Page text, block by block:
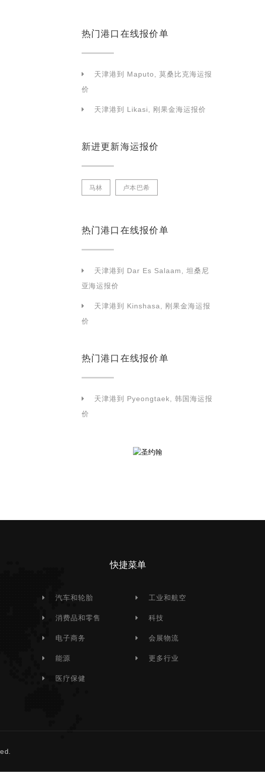
热门港口在线报价单
天津港到 Maputo, 莫桑比克海运报
价
天津港到 Likasi, 刚果金海运报价
新进更新海运报价
马林 卢本巴希
热门港口在线报价单
天津港到 Dar Es Salaam, 坦桑尼
亚海运报价
天津港到 Kinshasa, 刚果金海运报
价
热门港口在线报价单
天津港到 Pyeongtaek, 韩国海运报
价
快捷菜单
汽车和轮胎
消费品和零售
电子商务
能源
医疗保健
工业和航空
科技
会展物流
更多行业